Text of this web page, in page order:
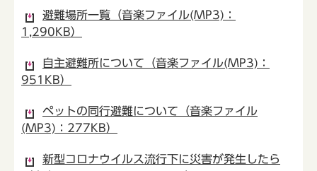
避難場所一覧（音楽ファイル(MP3)：
1,290KB）
自主避難所について（音楽ファイル(MP3)：
951KB）
ペットの同行避難について（音楽ファイル
(MP3)：277KB）
新型コロナウイルス流行下に災害が発生したら